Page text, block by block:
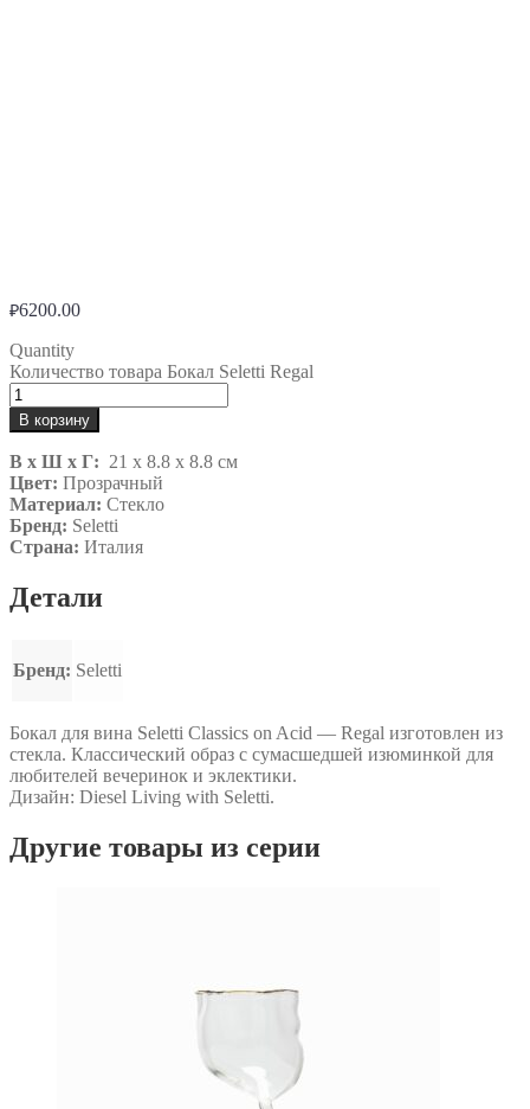
₽6200.00
Quantity
Количество товара Бокал Seletti Regal
В корзину
В х Ш х Г: 21 x 8.8 x 8.8 см
Цвет: Прозрачный
Материал: Стекло
Бренд: Seletti
Страна: Италия
Детали
Бренд: Seletti
Бокал для вина Seletti Classics on Acid — Regal изготовлен из
стекла. Классический образ с сумасшедшей изюминкой для
любителей вечеринок и эклектики.
Дизайн: Diesel Living with Seletti.
Другие товары из серии